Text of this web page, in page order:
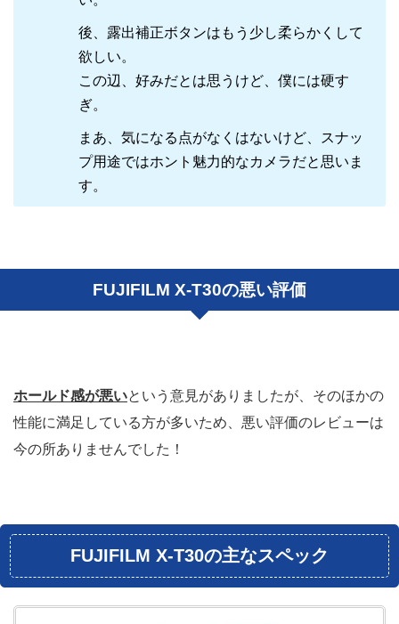
後、露出補正ボタンはもう少し柔らかくして
欲しい。
この辺、好みだとは思うけど、僕には硬す
ぎ。
まあ、気になる点がなくはないけど、スナッ
プ用途ではホント魅力的なカメラだと思いま
す。
FUJIFILM X-T30の悪い評価
ホールド感が悪いという意見がありましたが、そのほかの
性能に満足している方が多いため、悪い評価のレビューは
今の所ありませんでした！
FUJIFILM X-T30の主なスペック